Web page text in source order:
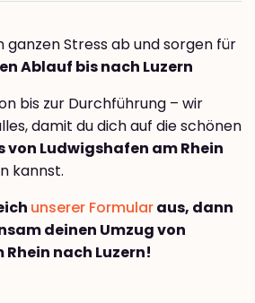
ganzen Stress ab und sorgen für
Ablauf bis nach Luzern
bis zur Durchführung – wir
damit du dich auf die schönen
von Ludwigshafen am Rhein
kannst.
unserer Formularaus, dann
deinen Umzug von
nach Luzern!